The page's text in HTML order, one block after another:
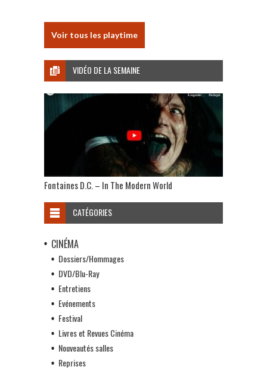
Voir tous les playtime
VIDÉO DE LA SEMAINE
Fontaines D.C. – In The Modern World
CATÉGORIES
CINÉMA
Dossiers/Hommages
DVD/Blu-Ray
Entretiens
Evénements
Festival
Livres et Revues Cinéma
Nouveautés salles
Reprises